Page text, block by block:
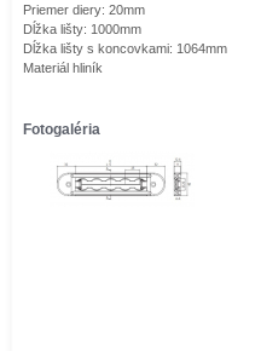
Priemer diery: 20mm
Dĺžka lišty: 1000mm
Dĺžka lišty s koncovkami: 1064mm
Materiál hliník
Fotogaléria